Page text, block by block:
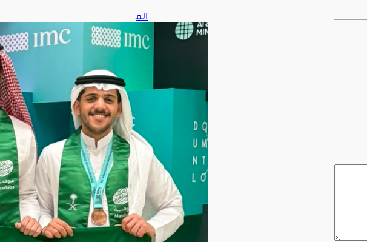
الم
ة
ميد
أولم
بياد
الذك
الا
طنا
عي
بكاز